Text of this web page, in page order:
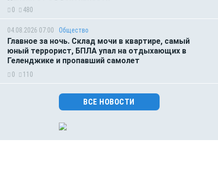
0 480
04.08.2026 07:00 Общество
Главное за ночь. Склад мочи в квартире, самый
юный террорист, БПЛА упал на отдыхающих в
Геленджике и пропавший самолет
0 110
ВСЕ НОВОСТИ